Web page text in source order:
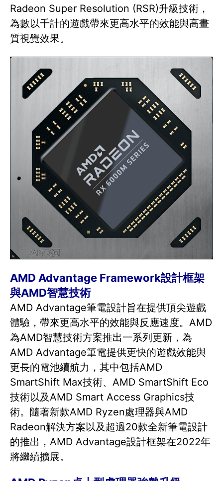
Radeon Super Resolution (RSR)升級技術，
為數以千計的遊戲帶來更高水平的效能與高畫
質視覺效果。
AMD Advantage Framework設計框架
與AMD智慧技術
AMD Advantage筆電設計旨在提供頂尖遊戲
體驗，帶來更高水平的效能與反應速度。AMD
為AMD智慧技術方案推出一系列更新，為
AMD Advantage筆電提供更快的遊戲效能與
更長的電池續航力，其中包括AMD
SmartShift Max技術、AMD SmartShift Eco
技術以及AMD Smart Access Graphics技
術。隨著新款AMD Ryzen處理器與AMD
Radeon解決方案以及超過20款全新筆電設計
的推出，AMD Advantage設計框架在2022年
將繼續擴展。